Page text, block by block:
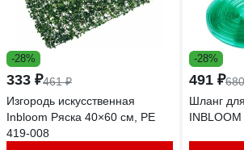
-28%
333 ₽461 ₽
Изгородь искусственная
Inbloom Ряска 40×60 см, PE
419-008
-28%
491 ₽
Шланг